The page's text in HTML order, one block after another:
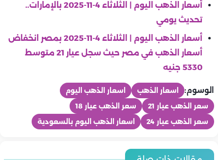
أسعار الذهب اليوم | الثلاثاء 4-11-2025 بالإمارات..
تحديث يومي
أسعار الذهب اليوم | الثلاثاء 4-11-2025 بمصر انخفاض
أسعار الذهب في مصر حيث سجل عيار 21 متوسط
5330 جنيه
الوسوم: اسعار الذهب
اسعار الذهب اليوم
سعر الذهب عيار 21
سعر الذهب عيار 18
سعر الذهب عيار 24
اسعار الذهب اليوم بالسعودية
في ذكرى وفاته.. محطات بارزة في حياة الفنان مصطفى متولي
منوعات